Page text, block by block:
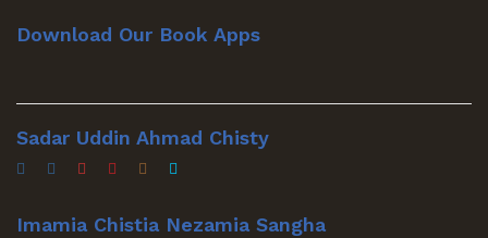
Download Our Book Apps
Sadar Uddin Ahmad Chisty
Imamia Chistia Nezamia Sangha